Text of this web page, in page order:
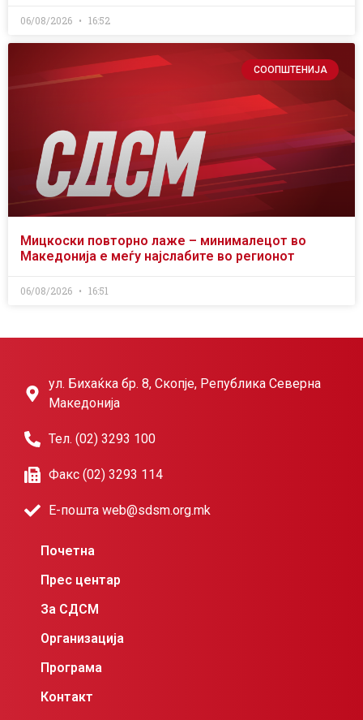
06/08/2026 16:52
СООПШТЕНИЈА
Мицкоски повторно лаже – минималецот во
Македонија е меѓу најслабите во регионот
06/08/2026 16:51
ул. Бихаќка бр. 8, Скопје, Република Северна
Македонија
Тел. (02) 3293 100
Факс (02) 3293 114
Е-пошта web@sdsm.org.mk
Почетна
Прес центар
За СДСМ
Организација
Програма
Контакт